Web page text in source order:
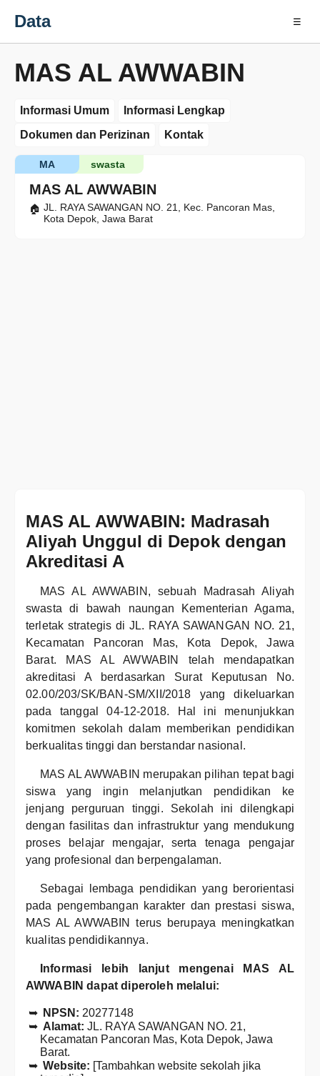
Data ☰
MAS AL AWWABIN
Informasi Umum
Informasi Lengkap
Dokumen dan Perizinan
Kontak
MAS AL AWWABIN
swasta
MA
JL. RAYA SAWANGAN NO. 21, Kec. Pancoran Mas,
Kota Depok, Jawa Barat
MAS AL AWWABIN: Madrasah
Aliyah Unggul di Depok dengan
Akreditasi A
MAS AL AWWABIN, sebuah Madrasah Aliyah
swasta di bawah naungan Kementerian Agama,
terletak strategis di JL. RAYA SAWANGAN NO. 21,
Kecamatan Pancoran Mas, Kota Depok, Jawa
Barat. MAS AL AWWABIN telah mendapatkan
akreditasi A berdasarkan Surat Keputusan No.
02.00/203/SK/BAN-SM/XII/2018 yang dikeluarkan
pada tanggal 04-12-2018. Hal ini menunjukkan
komitmen sekolah dalam memberikan pendidikan
berkualitas tinggi dan berstandar nasional.
MAS AL AWWABIN merupakan pilihan tepat bagi
siswa yang ingin melanjutkan pendidikan ke
jenjang perguruan tinggi. Sekolah ini dilengkapi
dengan fasilitas dan infrastruktur yang mendukung
proses belajar mengajar, serta tenaga pengajar
yang profesional dan berpengalaman.
Sebagai lembaga pendidikan yang berorientasi
pada pengembangan karakter dan prestasi siswa,
MAS AL AWWABIN terus berupaya meningkatkan
kualitas pendidikannya.
Informasi lebih lanjut mengenai MAS AL
AWWABIN dapat diperoleh melalui:
NPSN: 20277148
Alamat: JL. RAYA SAWANGAN NO. 21,
Kecamatan Pancoran Mas, Kota Depok, Jawa
Barat.
Website: [Tambahkan website sekolah jika